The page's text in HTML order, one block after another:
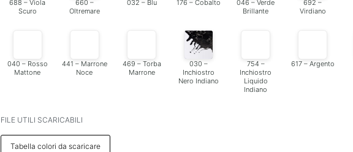
688 – Viola
Scuro
660 –
Oltremare
032 – Blu 176 – Cobalto
046 – Verde
Brillante
692 –
Virdiano
040 – Rosso
Mattone
441 – Marrone
Noce
469 – Torba
Marrone
030 –
Inchiostro
Nero Indiano
754 –
Inchiostro
Liquido
Indiano
617 – Argento
FILE UTILI SCARICABILI
Tabella colori da scaricare